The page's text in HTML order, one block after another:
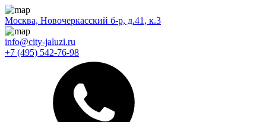
Москва, Новочеркасский б-р, д.41, к.3
info@city-jaluzi.ru
+7 (495) 542-76-98